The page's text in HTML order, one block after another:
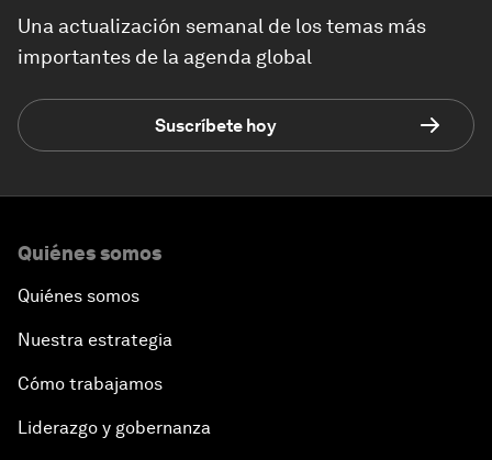
Una actualización semanal de los temas más
importantes de la agenda global
Suscríbete hoy
Quiénes somos
Quiénes somos
Nuestra estrategia
Cómo trabajamos
Liderazgo y gobernanza